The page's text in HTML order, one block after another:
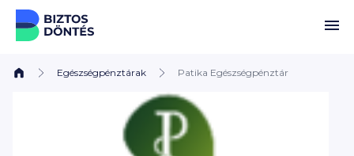
Ugrás a tartalomhoz
Egészségpénztárak Patika Egészségpénztár